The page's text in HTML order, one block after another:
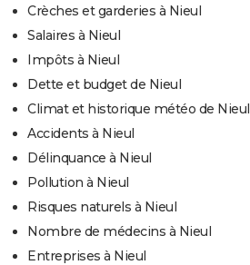
Crèches et garderies à Nieul
Salaires à Nieul
Impôts à Nieul
Dette et budget de Nieul
Climat et historique météo de Nieul
Accidents à Nieul
Délinquance à Nieul
Pollution à Nieul
Risques naturels à Nieul
Nombre de médecins à Nieul
Entreprises à Nieul